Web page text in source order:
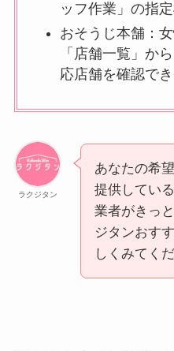
ッフ作業」の指定
おそうじ本舗：
「店舗一覧」か
応店舗を確認でき
ラクジタン
あなたの希
提供してい
業者がきっ
ジタンおす
しくみてく